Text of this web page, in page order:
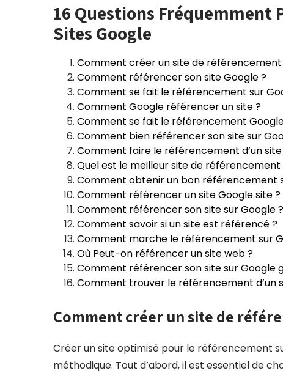
16 Questions Fréquemment
Sites Google
Comment créer un site de référencement
Comment référencer son site Google ?
Comment se fait le référencement sur
Comment Google référencer un site ?
Comment se fait le référencement
Comment bien référencer son site sur
Comment faire le référencement d’un
Quel est le meilleur site de référencement
Comment obtenir un bon référencement
Comment référencer un site Google site ?
Comment référencer son site sur Google ?
Comment savoir si un site est référencé ?
Comment marche le référencement sur
Où Peut-on référencer un site web ?
Comment référencer son site sur Google
Comment trouver le référencement d’un
Comment créer un site de
Créer un site optimisé pour le référencement
méthodique. Tout d’abord, il est essentiel de